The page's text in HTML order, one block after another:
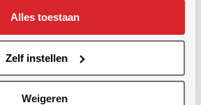
Alles toestaan
Zelf instellen
Weigeren